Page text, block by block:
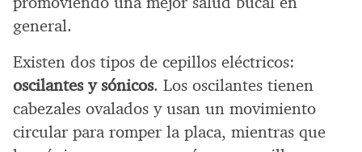
general.
Existen dos tipos de cepillos eléctricos:
oscilantes y sónicos. Los oscilantes tienen
cabezales ovalados y usan un movimiento
circular para romper la placa, mientras que